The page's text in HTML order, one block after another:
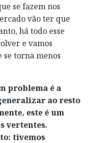
se fazem nos
vão ter que
há todo esse
e vamos
se torna menos
problema é a
ao resto
este é um
vertentes.
tivemos